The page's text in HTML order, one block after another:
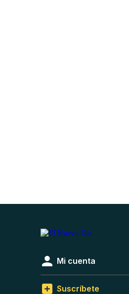
Mi cuenta
Suscríbete